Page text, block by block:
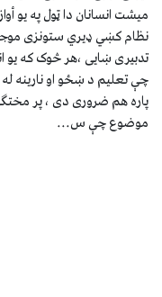
ميشت انسانان دا ټول په يو
نظام کښي ډيري ستونزى
پاره هم ضرورى دى ، پر
موضوع چې س...